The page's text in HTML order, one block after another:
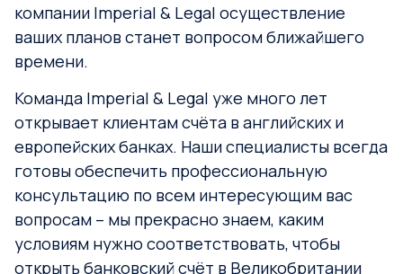
компании Imperial & Legal осуществление
ваших планов станет вопросом ближайшего
времени.
Команда Imperial & Legal уже много лет
открывает клиентам счёта в английских и
европейских банках. Наши специалисты всегда
готовы обеспечить профессиональную
консультацию по всем интересующим вас
вопросам – мы прекрасно знаем, каким
условиям нужно соответствовать, чтобы
открыть банковский счёт в Великобритании